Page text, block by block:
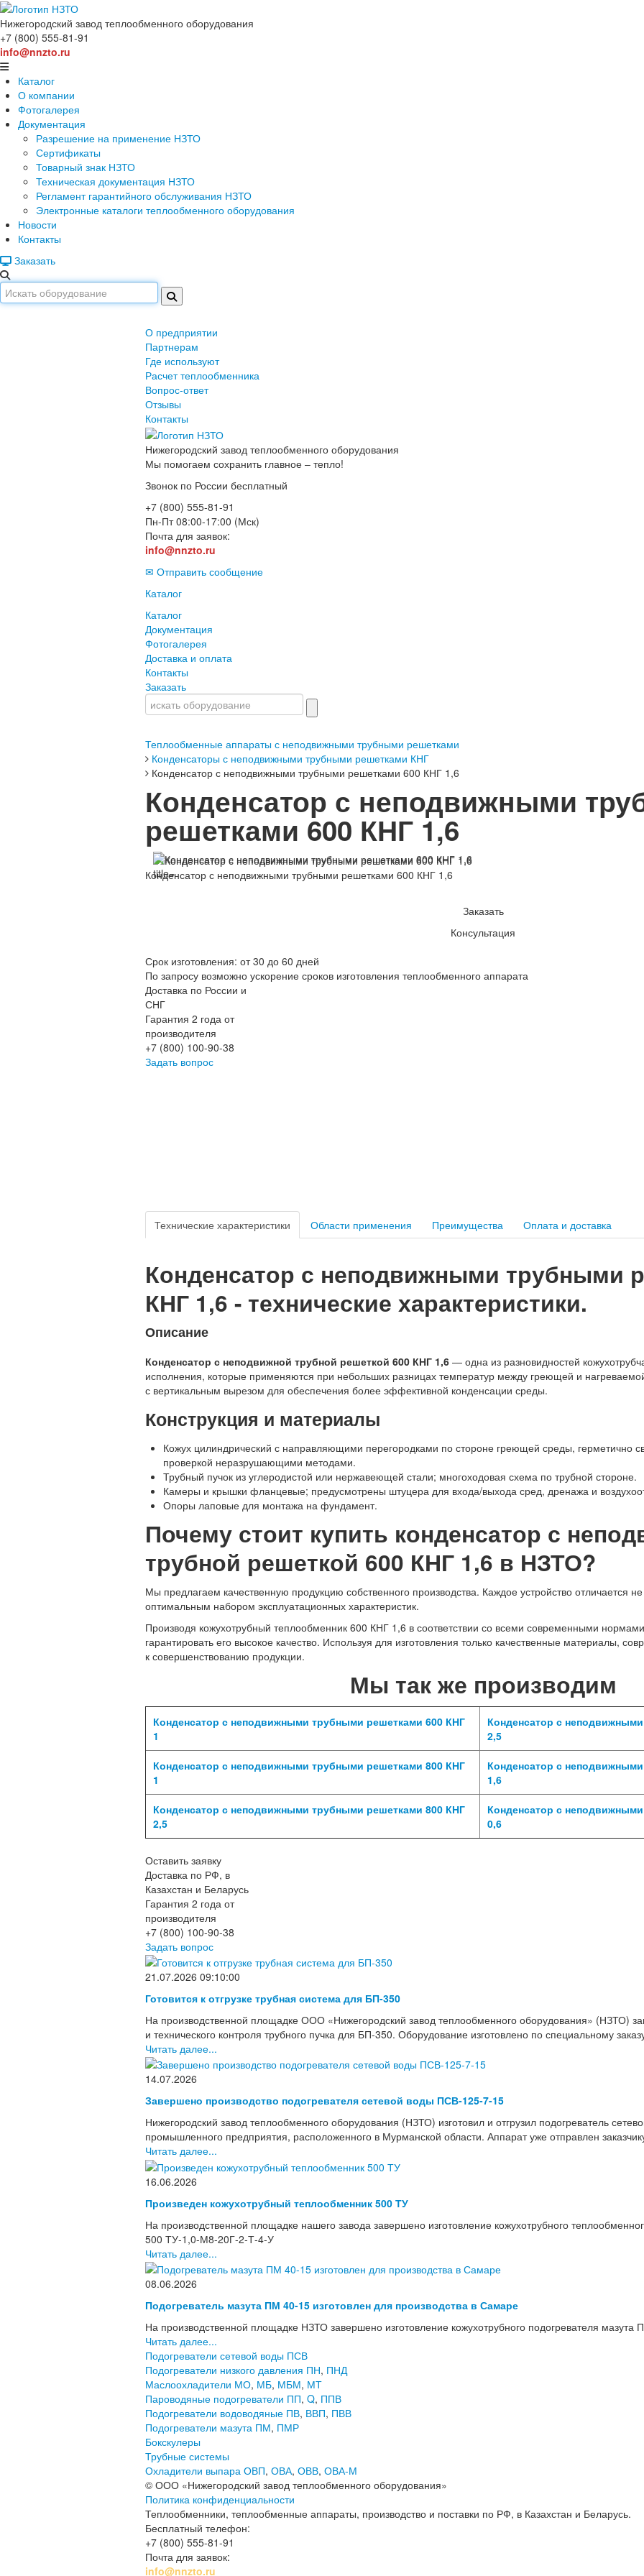
Нижегородский завод теплообменного оборудования
+7 (800) 555-81-91
info@nnzto.ru
Каталог
О компании
Фотогалерея
Документация
Разрешение на применение НЗТО
Сертификаты
Товарный знак НЗТО
Техническая документация НЗТО
Регламент гарантийного обслуживания НЗТО
Электронные каталоги теплообменного оборудования
Новости
Контакты
Заказать
О предприятии
Партнерам
Где используют
Расчет теплообменника
Вопрос-ответ
Отзывы
Контакты
Нижегородский завод теплообменного оборудования
Мы помогаем сохранить главное – тепло!
Звонок по России бесплатный
+7 (800) 555-81-91
Пн-Пт 08:00-17:00 (Мск)
Почта для заявок:
info@nnzto.ru
✉ Отправить сообщение
Каталог
Каталог
Документация
Фотогалерея
Доставка и оплата
Контакты
Заказать
Теплообменные аппараты с неподвижными трубными решетками
Конденсаторы с неподвижными трубными решетками КНГ
Конденсатор с неподвижными трубными решетками 600 КНГ 1,6
Конденсатор с неподвижными
решетками 600 КНГ 1,6
Конденсатор с неподвижными трубными решетками 600 КНГ 1,6
Заказать
Консультация
Срок изготовления: от 30 до 60 дней
По запросу возможно ускорение сроков изготовления теплообменного аппарата
Доставка по России и
СНГ
Гарантия 2 года от
производителя
+7 (800) 100-90-38
Задать вопрос
Технические характеристики Области применения Преимущества Оплата и доставка
Конденсатор с неподвижными трубными
КНГ 1,6 - технические характеристики.
Описание
Конденсатор с неподвижной трубной решеткой 600 КНГ 1,6 — одна из разновидностей
исполнения, которые применяются при небольших разницах температур между греющей и
с вертикальным вырезом для обеспечения более эффективной конденсации среды.
Конструкция и материалы
Кожух цилиндрический с направляющими перегородками по стороне греющей среды, герметично
проверкой неразрушающими методами.
Трубный пучок из углеродистой или нержавеющей стали; многоходовая схема по трубной стороне.
Камеры и крышки фланцевые; предусмотрены штуцера для входа/выхода сред, дренажа и
Опоры лаповые для монтажа на фундамент.
Почему стоит купить конденсатор с
трубной решеткой 600 КНГ 1,6 в НЗТО?
Мы предлагаем качественную продукцию собственного производства. Каждое устройство отличается
оптимальным набором эксплуатационных характеристик.
Производя кожухотрубный теплообменник 600 КНГ 1,6 в соответствии со всеми современными
гарантировать его высокое качество. Используя для изготовления только качественные материалы,
к совершенствованию продукции.
Мы так же производим
Конденсатор с неподвижными трубными решетками 600 КНГ
1
Конденсатор с
2,5
Конденсатор с неподвижными трубными решетками 800 КНГ
1
Конденсатор с
1,6
Конденсатор с неподвижными трубными решетками 800 КНГ
2,5
Конденсатор с
0,6
Оставить заявку
Доставка по РФ, в
Казахстан и Беларусь
Гарантия 2 года от
производителя
+7 (800) 100-90-38
Задать вопрос
21.07.2026 09:10:00
Готовится к отгрузке трубная система для БП-350
На производственной площадке ООО «Нижегородский завод теплообменного оборудования» (НЗТО)
и технического контроля трубного пучка для БП-350. Оборудование изготовлено по специальному
Читать далее...
14.07.2026
Завершено производство подогревателя сетевой воды ПСВ-125-7-15
Нижегородский завод теплообменного оборудования (НЗТО) изготовил и отгрузил подогреватель
промышленного предприятия, расположенного в Мурманской области. Аппарат уже отправлен
Читать далее...
16.06.2026
Произведен кожухотрубный теплообменник 500 ТУ
На производственной площадке нашего завода завершено изготовление кожухотрубного
500 ТУ-1,0-М8-20Г-2-Т-4-У
Читать далее...
08.06.2026
Подогреватель мазута ПМ 40-15 изготовлен для производства в Самаре
На производственной площадке НЗТО завершено изготовление кожухотрубного подогревателя мазута
Читать далее...
Подогреватели сетевой воды ПСВ
Подогреватели низкого давления ПН, ПНД
Маслоохладители МО, МБ, МБМ, МТ
Пароводяные подогреватели ПП, Q, ППВ
Подогреватели водоводяные ПВ, ВВП, ПВВ
Подогреватели мазута ПМ, ПМР
Бокскулеры
Трубные системы
Охладители выпара ОВП, ОВА, ОВВ, ОВА-М
© ООО «Нижегородский завод теплообменного оборудования»
Политика конфиденциальности
Теплообменники, теплообменные аппараты, производство и поставки по РФ, в Казахстан и Беларусь.
Бесплатный телефон:
+7 (800) 555-81-91
Почта для заявок:
info@nnzto.ru